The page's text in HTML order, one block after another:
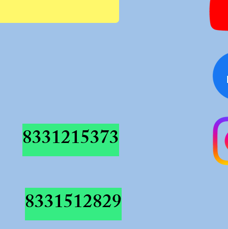
8331215373
8331512829